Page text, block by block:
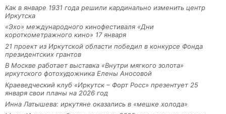
Как в январе 1931 года решили кардинально изменить центр
Иркутска
«Эхо» международного кинофестиваля «Дни
короткометражного кино» 17 января
21 проект из Иркутской области победил в конкурсе Фонда
президентских грантов
В Москве работает выставка «Внутри мягкого золота»
иркутского фотохудожника Елены Аносовой
Краеведческий клуб «Иркутск – Форт Росс» презентует 25
января свои планы на 2026 год
Инна Латышева: иркутяне оказались в «мешке холода»